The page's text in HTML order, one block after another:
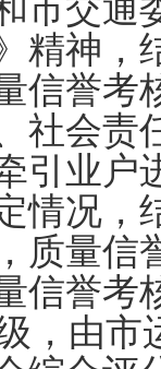
市交通
精神，
信誉考
社会责
引业户
情况，
质量信
信誉考
，由市